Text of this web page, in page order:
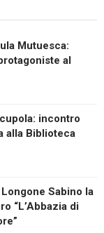
Mutuesca:
al
incontro
alla Biblioteca
Sabino la
“L’Abbazia di